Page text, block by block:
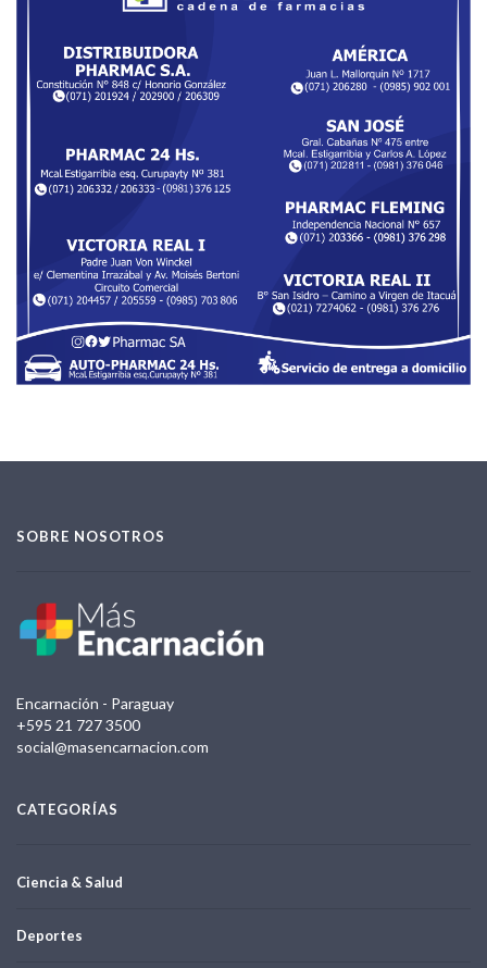
SOBRE NOSOTROS
Encarnación - Paraguay
+595 21 727 3500
social@masencarnacion.com
CATEGORÍAS
Ciencia & Salud
Deportes